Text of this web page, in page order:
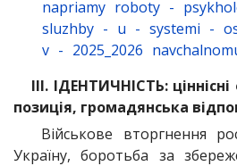
napriamy roboty -
sluzhby - u - systemi -
v - 2025_2026
ІІІ. ІДЕНТИЧНІСТЬ:
позиція, громадянська
Військове вторгнення
Україну, боротьба за